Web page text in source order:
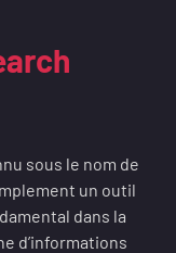
sous le nom de
un outil
dans la
d’informations